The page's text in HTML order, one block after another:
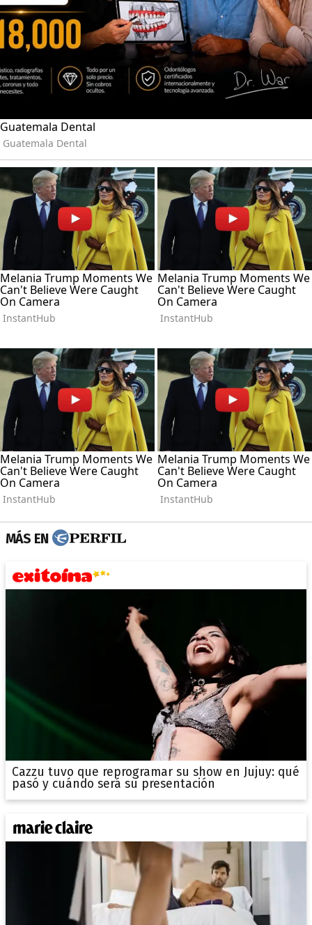
MÁS EN
Cazzu tuvo que reprogramar su show en Jujuy: qué
pasó y cuándo será su presentación